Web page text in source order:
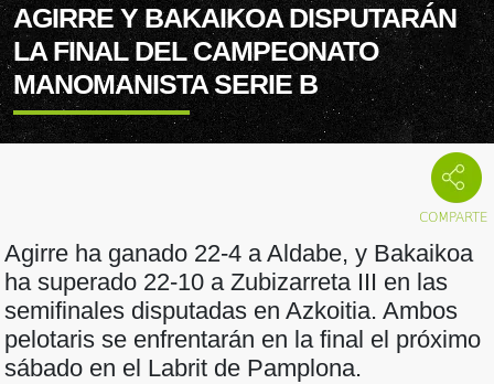
AGIRRE Y BAKAIKOA DISPUTARÁN
LA FINAL DEL CAMPEONATO
MANOMANISTA SERIE B
Agirre ha ganado 22-4 a Aldabe, y Bakaikoa
ha superado 22-10 a Zubizarreta III en las
semifinales disputadas en Azkoitia. Ambos
pelotaris se enfrentarán en la final el próximo
sábado en el Labrit de Pamplona.